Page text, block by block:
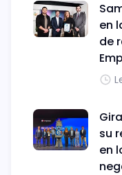
en
de
su
en